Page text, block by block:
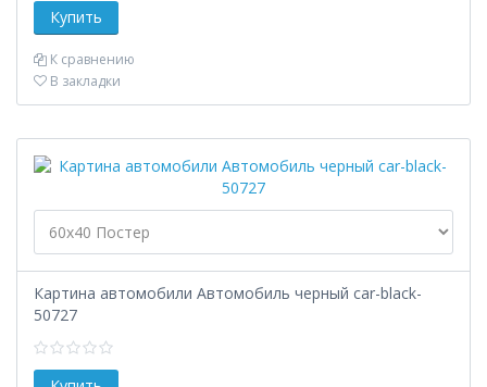
К сравнению
В закладки
Картина автомобили Автомобиль черный car-black-
50727